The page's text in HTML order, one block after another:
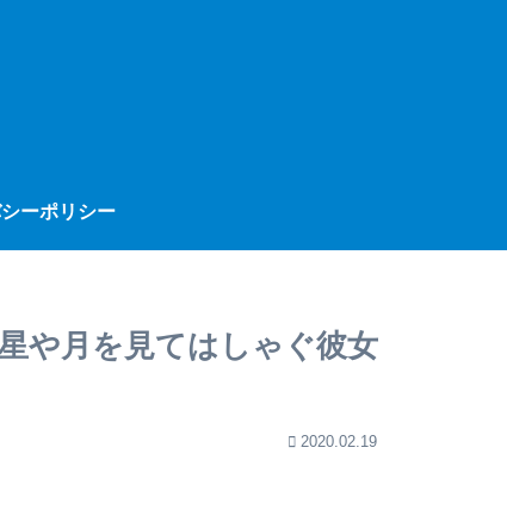
ーポリシー
や月を見てはしゃぐ彼女
2020.02.19